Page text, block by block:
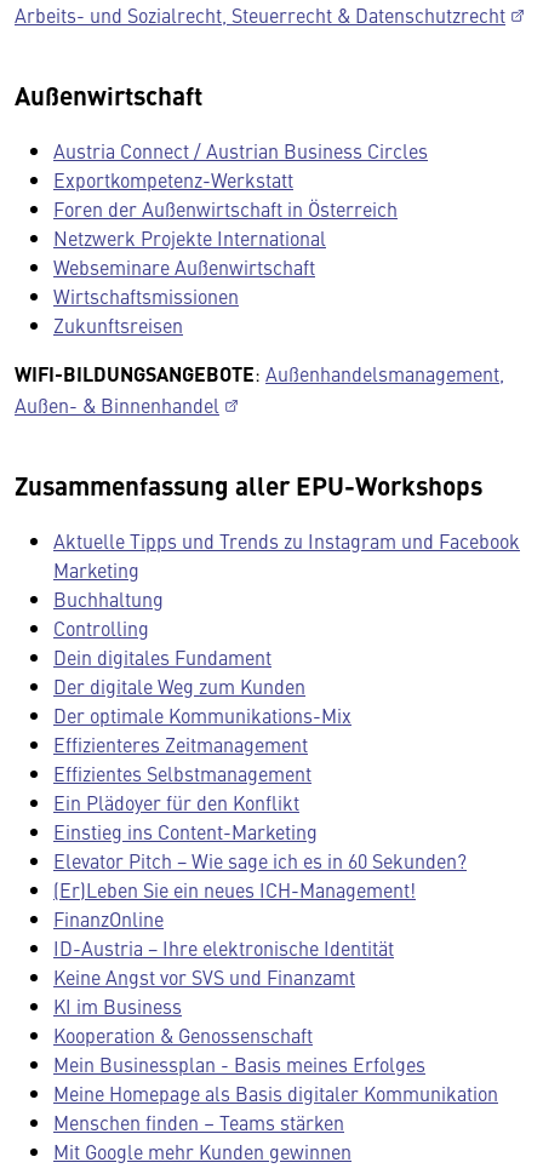
Arbeits- und Sozialrecht, Steuerrecht & Datenschutzrecht
Außenwirtschaft
Austria Connect / Austrian Business Circles
Exportkompetenz-Werkstatt
Foren der Außenwirtschaft in Österreich
Netzwerk Projekte International
Webseminare Außenwirtschaft
Wirtschaftsmissionen
Zukunftsreisen
WIFI-BILDUNGSANGEBOTE: Außenhandelsmanagement,
Außen- & Binnenhandel
Zusammenfassung aller EPU-Workshops
Aktuelle Tipps und Trends zu Instagram und Facebook
Marketing
Buchhaltung
Controlling
Dein digitales Fundament
Der digitale Weg zum Kunden
Der optimale Kommunikations-Mix
Effizienteres Zeitmanagement
Effizientes Selbstmanagement
Ein Plädoyer für den Konflikt
Einstieg ins Content-Marketing
Elevator Pitch − Wie sage ich es in 60 Sekunden?
(Er)Leben Sie ein neues ICH-Management!
FinanzOnline
ID-Austria − Ihre elektronische Identität
Keine Angst vor SVS und Finanzamt
KI im Business
Kooperation & Genossenschaft
Mein Businessplan - Basis meines Erfolges
Meine Homepage als Basis digitaler Kommunikation
Menschen finden – Teams stärken
Mit Google mehr Kunden gewinnen